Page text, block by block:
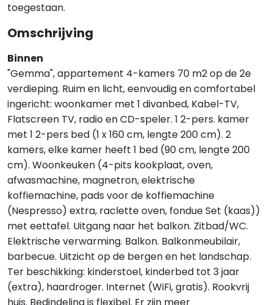
toegestaan.
Omschrijving
Binnen
"Gemma", appartement 4-kamers 70 m2 op de 2e
verdieping. Ruim en licht, eenvoudig en comfortabel
ingericht: woonkamer met 1 divanbed, Kabel-TV,
Flatscreen TV, radio en CD-speler. 1 2-pers. kamer
met 1 2-pers bed (1 x 160 cm, lengte 200 cm). 2
kamers, elke kamer heeft 1 bed (90 cm, lengte 200
cm). Woonkeuken (4-pits kookplaat, oven,
afwasmachine, magnetron, elektrische
koffiemachine, pads voor de koffiemachine
(Nespresso) extra, raclette oven, fondue Set (kaas))
met eettafel. Uitgang naar het balkon. Zitbad/WC.
Elektrische verwarming. Balkon. Balkonmeubilair,
barbecue. Uitzicht op de bergen en het landschap.
Ter beschikking: kinderstoel, kinderbed tot 3 jaar
(extra), haardroger. Internet (WiFi, gratis). Rookvrij